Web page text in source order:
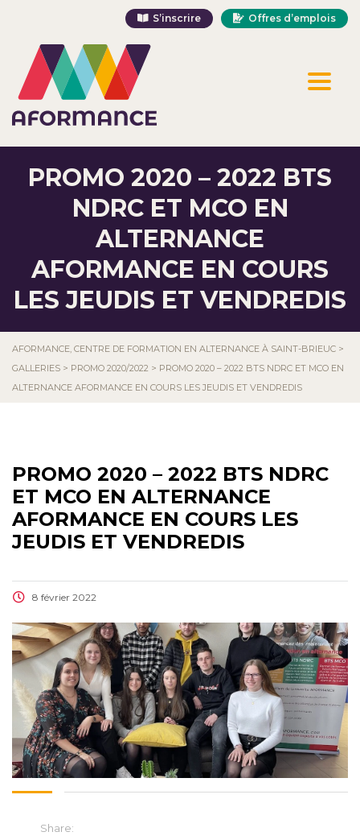
S’inscrire Offres d’emplois
PROMO 2020 – 2022 BTS
NDRC ET MCO EN
ALTERNANCE
AFORMANCE EN COURS
LES JEUDIS ET VENDREDIS
AFORMANCE, CENTRE DE FORMATION EN ALTERNANCE À SAINT-BRIEUC >
GALLERIES > PROMO 2020/2022 > PROMO 2020 – 2022 BTS NDRC ET MCO EN
ALTERNANCE AFORMANCE EN COURS LES JEUDIS ET VENDREDIS
PROMO 2020 – 2022 BTS NDRC
ET MCO EN ALTERNANCE
AFORMANCE EN COURS LES
JEUDIS ET VENDREDIS
8 février 2022
Share: